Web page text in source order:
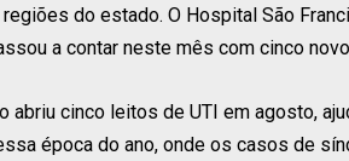
do estado. O Hospital São
a contar neste mês com cinco
abriu cinco leitos de UTI em agosto,
época do ano, onde os casos de